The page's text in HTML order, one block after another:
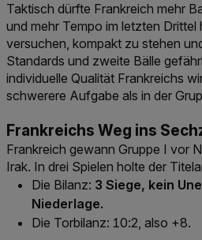
Taktisch dürfte Frankreich mehr
und mehr Tempo im letzten
versuchen, kompakt zu stehen
Standards und zweite Bälle
individuelle Qualität Frankreichs
schwerere Aufgabe als in der
Frankreichs Weg ins
Frankreich gewann Gruppe I vor
Irak. In drei Spielen holte der
Die Bilanz: 3 Siege, kein
Niederlage.
Die Torbilanz: 10:2, also +8.